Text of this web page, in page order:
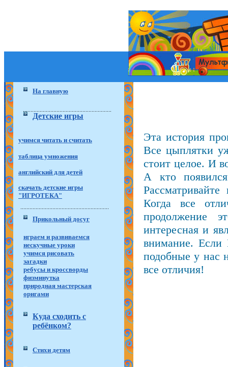
На главную
Детские игры
учимся читать и считать
таблица умножения
английский для детей
скачать детские игры
"ИГРОТЕКА"
Прикольный досуг
играем и развиваемся
нескучные уроки
учимся рисовать
загадки
ребусы и кроссворды
физминутка
природная мастерская
оригами
Куда сходить с
ребёнком?
Стихи детям
Эта история
Все цыплятки
стоит целое. И
А кто
Когда все
продолжение
интересная и
внимание. Если
подобные у нас
все отличия!